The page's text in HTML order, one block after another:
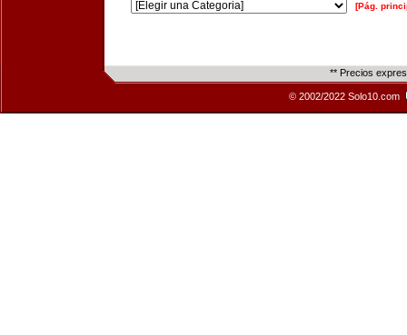
[Pág.
** Precios
© 2002/2022 Solo10.com